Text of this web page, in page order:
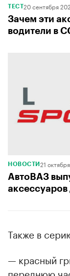
ТЕСТ20 сентября
Зачем эти
водители в
НОВОСТИ 21
АвтоВАЗ
аксессуаров
Также в
— красный